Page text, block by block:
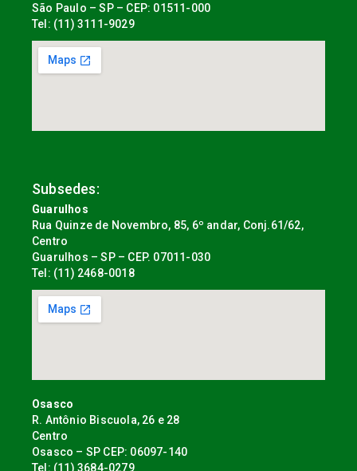
São Paulo – SP – CEP: 01511-000
Tel: (11) 3111-9029
Subsedes:
Guarulhos
Rua Quinze de Novembro, 85, 6º andar, Conj.61/62,
Centro
Guarulhos – SP – CEP. 07011-030
Tel: (11) 2468-0018
Osasco
R. Antônio Biscuola, 26 e 28
Centro
Osasco – SP CEP: 06097-140
Tel: (11) 3684-0279